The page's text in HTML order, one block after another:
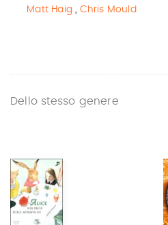
Matt Haig , Chris Mould
Dello stesso genere